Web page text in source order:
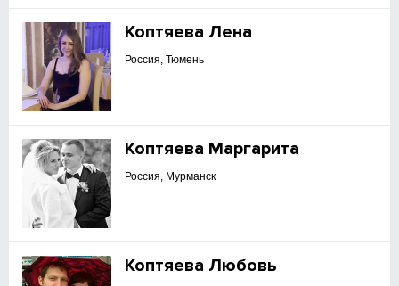
Коптяева Лена
Россия, Тюмень
Коптяева Маргарита
Россия, Мурманск
Коптяева Любовь